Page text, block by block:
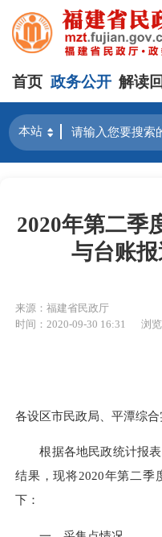
首页 政务公开 解读
2020年第二季
与台账
来源：福建省民政厅
时间：2020-09-30 16:31
浏
各设区市民政局、平潭综合
根据各地民政统计报
结果，现将2020年第二季
下：